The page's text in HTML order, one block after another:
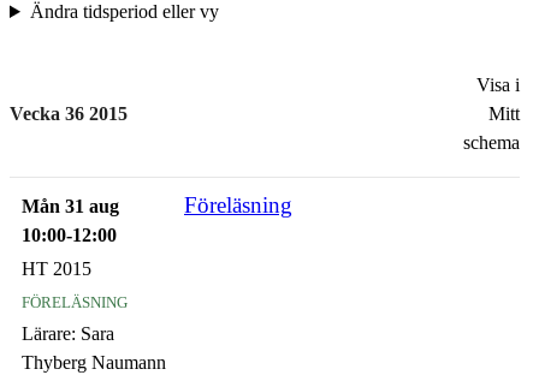
Ändra tidsperiod eller vy
Vecka 36 2015
Visa i
Mitt
schema
Mån 31 aug
10:00-12:00
Föreläsning
HT 2015
föreläsning
Lärare: Sara
Thyberg Naumann